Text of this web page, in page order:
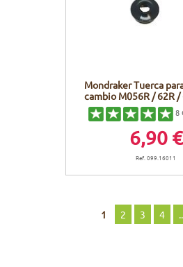
Mondraker Tuerca
cambio M056R / 62R
8
6,90 €
Ref. 099.16011
1 2 3 4